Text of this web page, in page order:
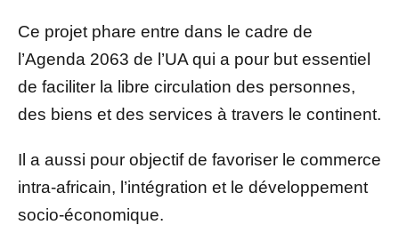
Ce projet phare entre dans le cadre de
l’Agenda 2063 de l’UA qui a pour but essentiel
de faciliter la libre circulation des personnes,
des biens et des services à travers le continent.
Il a aussi pour objectif de favoriser le commerce
intra-africain, l’intégration et le développement
socio-économique.